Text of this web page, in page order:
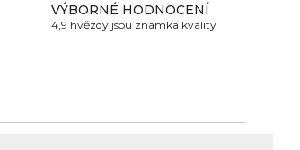
VÝBORNÉ HODNOCENÍ
4,9 hvězdy jsou známka kvality